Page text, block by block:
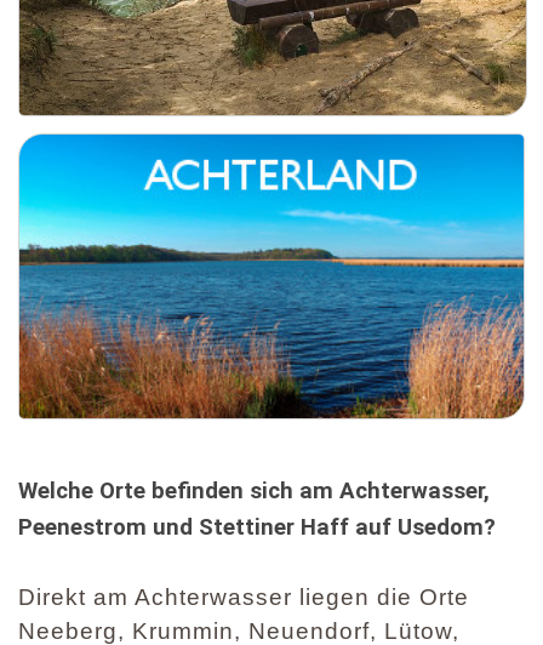
Welche Orte befinden sich am Achterwasser,
Peenestrom und Stettiner Haff auf Usedom?
Direkt am Achterwasser liegen die Orte
Neeberg, Krummin, Neuendorf, Lütow,